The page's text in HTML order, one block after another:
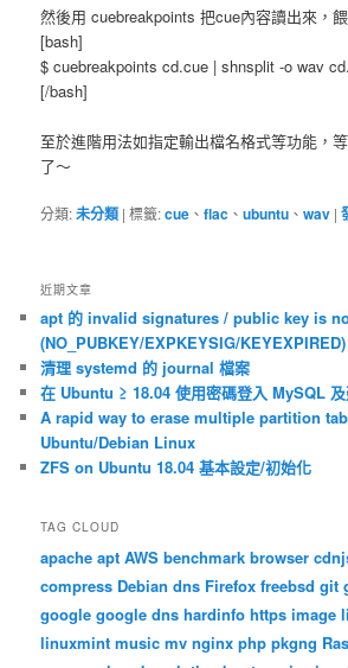
然後用 cuebreakpoints 把cue內容讀出來，
[bash]
$ cuebreakpoints cd.cue | shnsplit -o wav
[/bash]
至於進階用法如指定輸出檔名格式等功能，
了～
分類:未分類 |標籤:cue 、flac 、ubuntu 、wav |
近期文章
apt 的 invalid signatures / public key is
(NO_PUBKEY/EXPKEYSIG/
清理 systemd 的 journal 檔案
在 Ubuntu ≥ 18.04 使用密碼登入 MySQL
A rapid way to erase multiple partition
Ubuntu/Debian Linux
ZFS on Ubuntu 18.04 基本設定/初始化
TAG CLOUD
apache apt AWS benchmark browser
compress Debian dns Firefox freebsd git
google google dns hardinfo https image
linuxmint music mv nginx php pkgng